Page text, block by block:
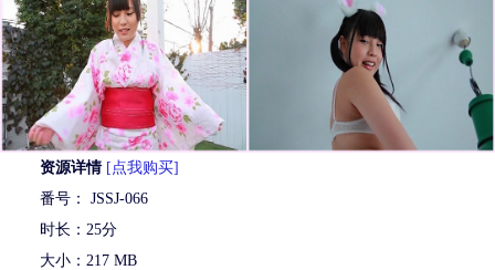
资源详情 [点我购买]
番号： JSSJ-066
时长：25分
大小：217 MB